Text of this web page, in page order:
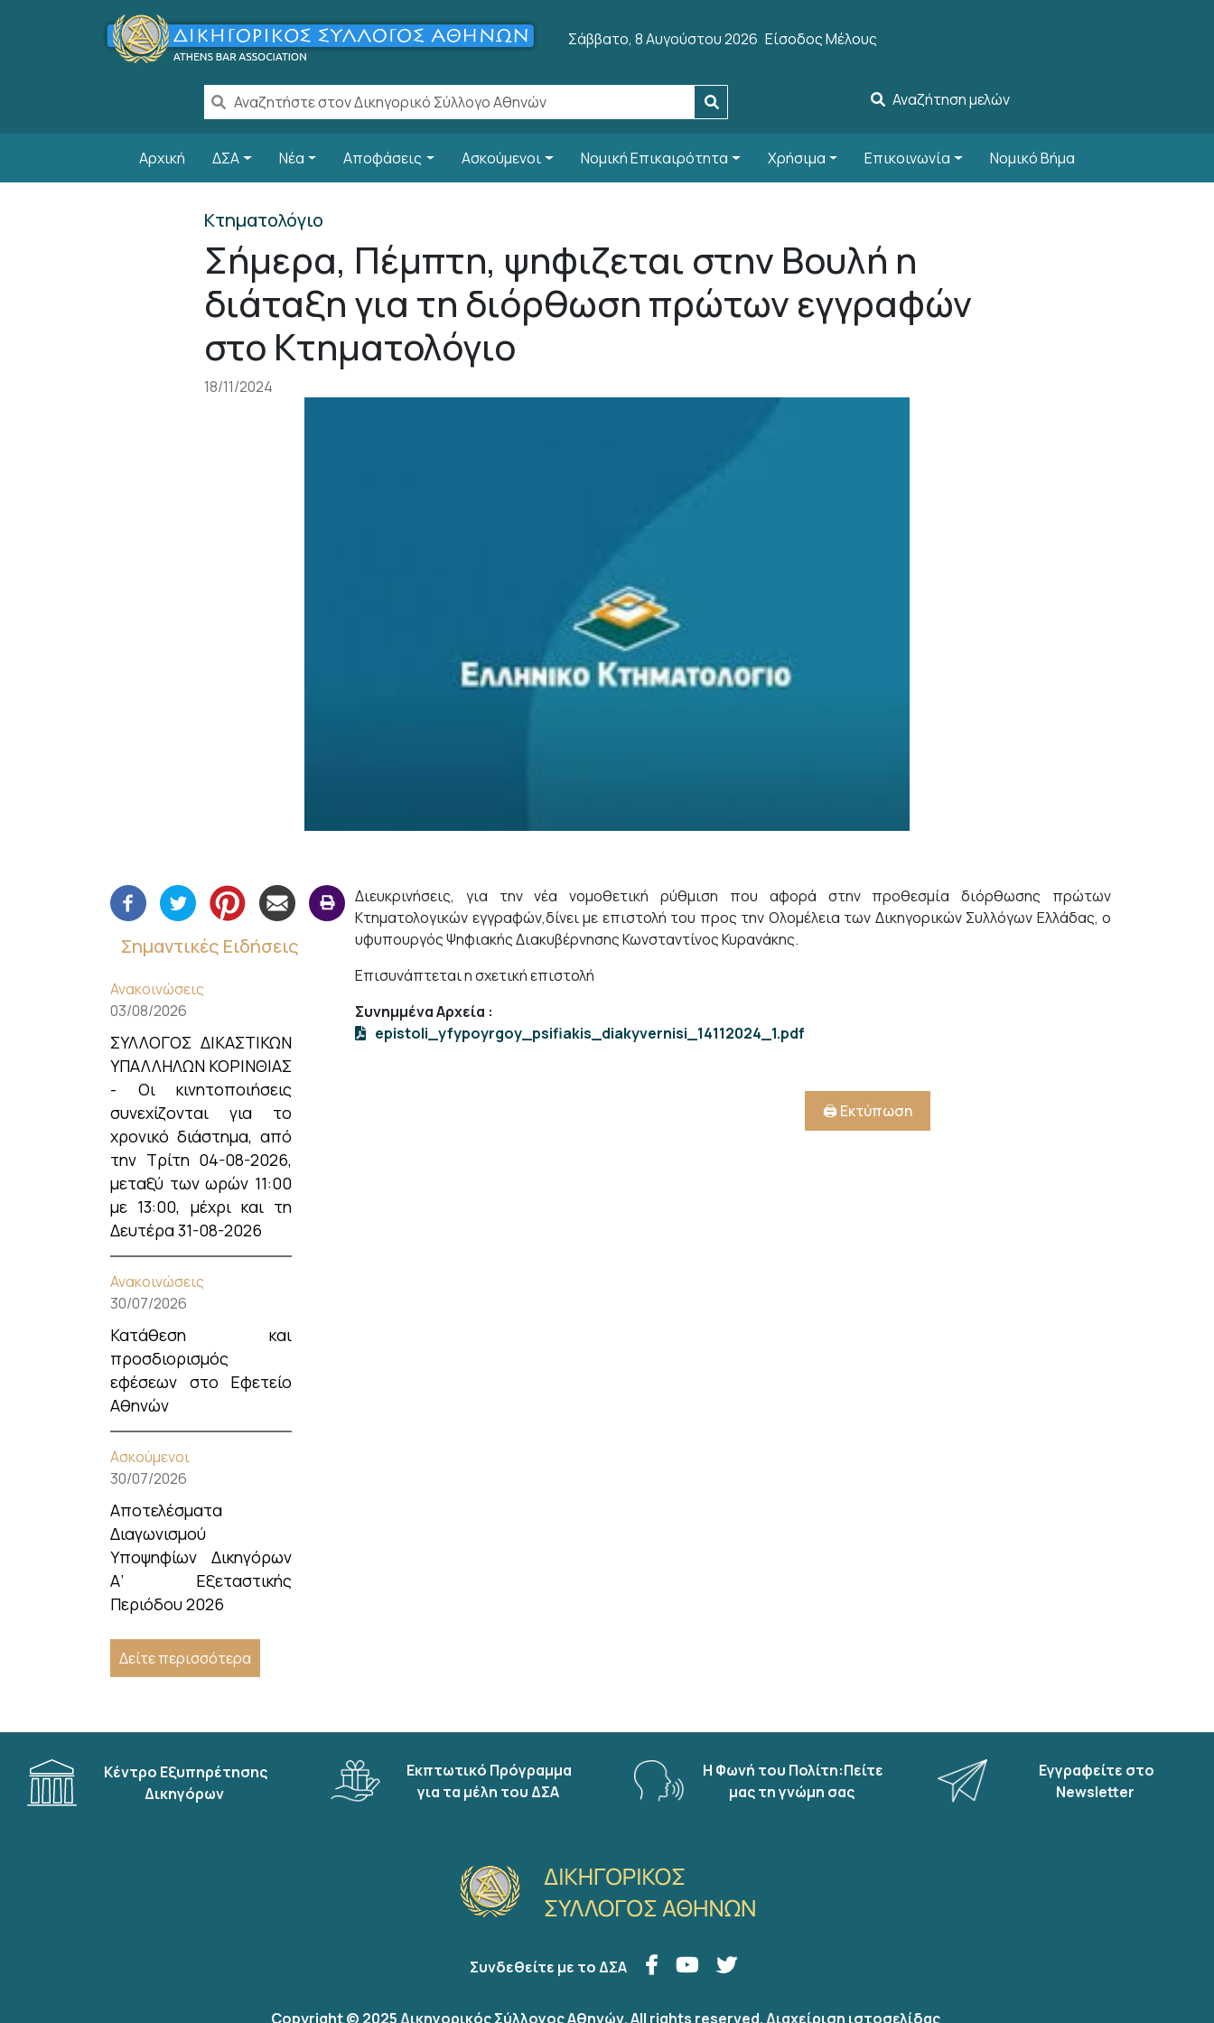
Παράκαμψη προς το κυρίως περιεχόμενο
Σάββατο, 8 Αυγούστου 2026User account menu
Είσοδος Μέλους
Αναζήτηση μελών
Αρχική ΔΣΑ Νέα Αποφάσεις Ασκούμενοι Νομική Επικαιρότητα Χρήσιμα Επικοινωνία Νομικό Βήμα
Κτηματολόγιο
Σήμερα, Πέμπτη, ψηφιζεται στην Βουλή η
διάταξη για τη διόρθωση πρώτων εγγραφών
στο Κτηματολόγιο
18/11/2024
Σημαντικές Ειδήσεις
Ανακοινώσεις
03/08/2026
ΣΥΛΛΟΓΟΣ ΔΙΚΑΣΤΙΚΩΝ
ΥΠΑΛΛΗΛΩΝ ΚΟΡΙΝΘΙΑΣ
- Οι κινητοποιήσεις
συνεχίζονται για το
χρονικό διάστημα, από
την Τρίτη 04-08-2026,
μεταξύ των ωρών 11:00
με 13:00, μέχρι και τη
Δευτέρα 31-08-2026
Ανακοινώσεις
30/07/2026
Κατάθεση και
προσδιορισμός
εφέσεων στο Εφετείο
Αθηνών
Ασκούμενοι
30/07/2026
Αποτελέσματα
Διαγωνισμού
Υποψηφίων Δικηγόρων
Α’ Εξεταστικής
Περιόδου 2026
Δείτε περισσότερα
Διευκρινήσεις, για την νέα νομοθετική ρύθμιση που αφορά στην προθεσμία διόρθωσης πρώτων
Κτηματολογικών εγγραφών,δίνει με επιστολή του προς την Ολομέλεια των Δικηγορικών Συλλόγων Ελλάδας, ο
υφυπουργός Ψηφιακής Διακυβέρνησης Κωνσταντίνος Κυρανάκης.
Επισυνάπτεται η σχετική επιστολή
Συνημμένα Αρχεία :
epistoli_yfypoyrgoy_psifiakis_diakyvernisi_14112024_1.pdf
🖨️ Εκτύπωση
Κέντρο Εξυπηρέτησης
Δικηγόρων
Εκπτωτικό Πρόγραμμα
για τα μέλη του ΔΣΑ
Η Φωνή του Πολίτη:Πείτε
μας τη γνώμη σας
Εγγραφείτε στο
Newsletter
Συνδεθείτε με το ΔΣΑ
Copyright © 2025 Δικηγορικός Σύλλογος Αθηνών. All rights reserved. Διαχείριση ιστοσελίδας